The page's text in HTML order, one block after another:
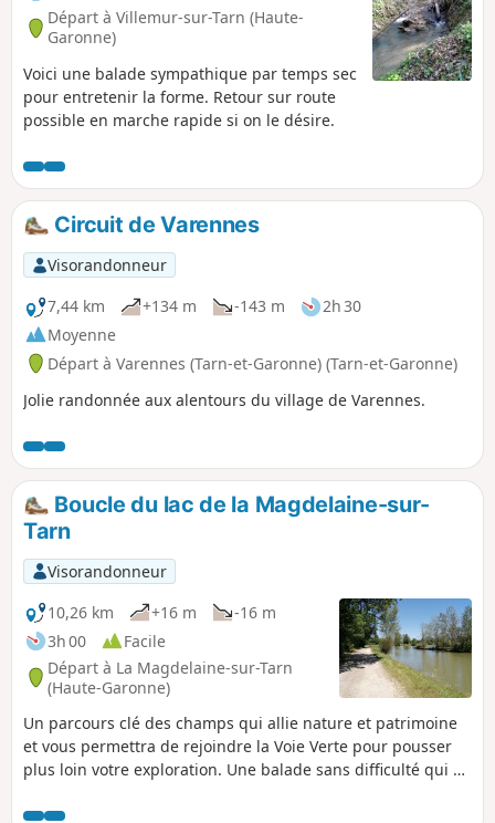
Départ à Villemur-sur-Tarn (Haute-
Garonne)
Voici une balade sympathique par temps sec
pour entretenir la forme. Retour sur route
possible en marche rapide si on le désire.
Circuit de Varennes
Visorandonneur
7,44 km
+134 m -143 m
2h 30
Moyenne
Départ à Varennes (Tarn-et-Garonne) (Tarn-et-Garonne)
Jolie randonnée aux alentours du village de Varennes.
Boucle du lac de la Magdelaine-sur-
Tarn
Visorandonneur
10,26 km
+16 m
-16 m
3h 00
Facile
Départ à La Magdelaine-sur-Tarn
(Haute-Garonne)
Un parcours clé des champs qui allie nature et patrimoine
et vous permettra de rejoindre la Voie Verte pour pousser
plus loin votre exploration. Une balade sans difficulté qui se
Cette boucle emprunte une large partie de voies bitumées